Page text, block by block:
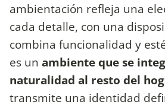
ambientación refleja una
cada detalle, con una
combina funcionalidad y
es un ambiente que se
naturalidad al resto del
transmite una identidad